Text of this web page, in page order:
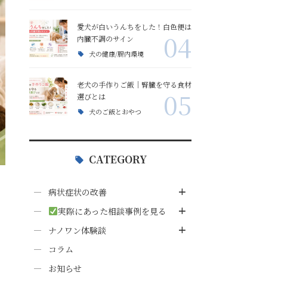
薬の副作用
アレルギー
愛犬が白いうんちをした！白色便は
内臓不調のサイン
犬の健康/腸内環境 04
老犬の手作りご飯｜腎臓を守る食材
選びとは
犬のご飯とおやつ 05
CATEGORY
病状症状の改善
実際にあった相談事例を見る
ナノワン体験談
コラム
お知らせ